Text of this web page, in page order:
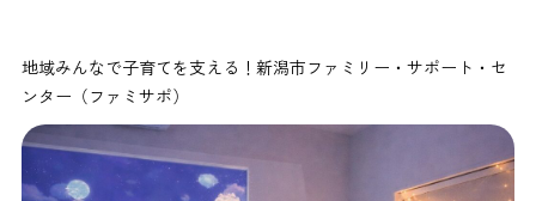
地域みんなで子育てを支える！新潟市ファミリー・サポート・セ
ンター（ファミサポ）